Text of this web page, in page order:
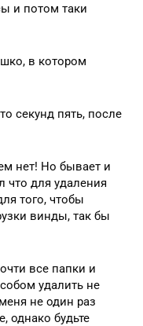
и потом таки
в котором
секунд пять, после
нет! Но бывает и
что для удаления
того, чтобы
винды, так бы
все папки и
удалить не
не один раз
однако будьте